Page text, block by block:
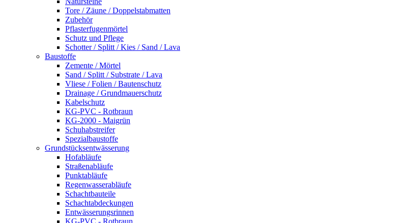
Tore / Zäune / Doppelstabmatten
Zubehör
Pflasterfugenmörtel
Schutz und Pflege
Schotter / Splitt / Kies / Sand / Lava
Baustoffe
Zemente / Mörtel
Sand / Splitt / Substrate / Lava
Vliese / Folien / Bautenschutz
Drainage / Grundmauerschutz
Kabelschutz
KG-PVC - Rotbraun
KG-2000 - Maigrün
Schuhabstreifer
Spezialbaustoffe
Grundstücksentwässerung
Hofabläufe
Straßenabläufe
Punktabläufe
Regenwasserabläufe
Schachtbauteile
Schachtabdeckungen
Entwässerungsrinnen
KG-PVC - Rotbraun